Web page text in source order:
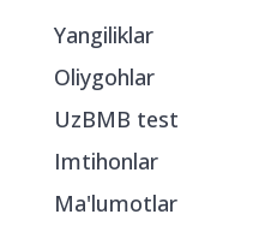
Yangiliklar
Oliygohlar
UzBMB test
Imtihonlar
Ma'lumotlar